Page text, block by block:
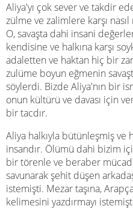
Aliya'yı çok sever ve takdir
zülme ve zalimlere karşı
O, savaşta dahi insani
kendisine ve halkına karşı
adaletten ve haktan hiç bir
zulüme boyun eğmenin
söylerdi. Bizde Aliya'nın bir
onun kültürü ve davası için
bir tacdır.
Aliya halkıyla bütünleşmiş ve
insandır. Ölümü dahi bizim
bir törenle ve beraber
savunarak şehit düşen
istemişti. Mezar taşına,
kelimesini yazdırmayı